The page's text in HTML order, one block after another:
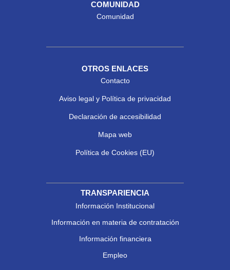
COMUNIDAD
Comunidad
OTROS ENLACES
Contacto
Aviso legal y Política de privacidad
Declaración de accesibilidad
Mapa web
Política de Cookies (EU)
TRANSPARIENCIA
Información Institucional
Información en materia de contratación
Información financiera
Empleo